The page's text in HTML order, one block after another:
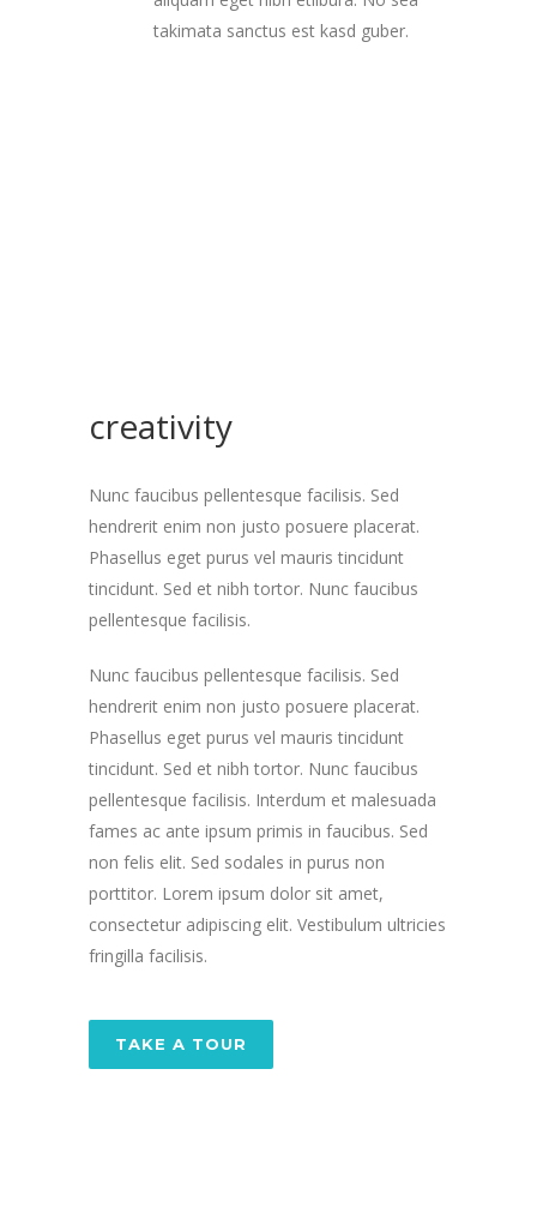
takimata sanctus est kasd guber.
creativity
Nunc faucibus pellentesque facilisis. Sed
hendrerit enim non justo posuere placerat.
Phasellus eget purus vel mauris tincidunt
tincidunt. Sed et nibh tortor. Nunc faucibus
pellentesque facilisis.
Nunc faucibus pellentesque facilisis. Sed
hendrerit enim non justo posuere placerat.
Phasellus eget purus vel mauris tincidunt
tincidunt. Sed et nibh tortor. Nunc faucibus
pellentesque facilisis. Interdum et malesuada
fames ac ante ipsum primis in faucibus. Sed
non felis elit. Sed sodales in purus non
porttitor. Lorem ipsum dolor sit amet,
consectetur adipiscing elit. Vestibulum ultricies
fringilla facilisis.
TAKE A TOUR